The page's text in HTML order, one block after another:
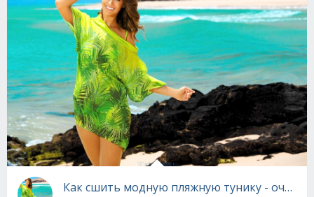
Как сшить модную пляжную тунику - очень